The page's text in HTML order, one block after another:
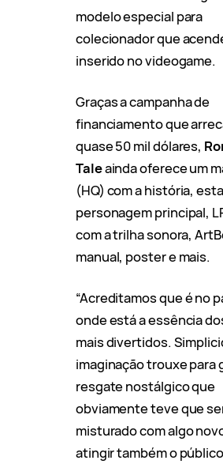
modelo especial para
colecionador que
inserido no videogame.
Graças a campanha de
financiamento que
quase 50 mil dólares,
Taleainda oferece um
(HQ) com a história,
personagem principal,
com a trilha sonora,
manual, poster e mais.
“Acreditamos que é no
onde está a essência
mais divertidos.
imaginação trouxe para
resgate nostálgico que
obviamente teve que
misturado com algo
atingir também o público